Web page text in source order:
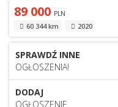
89 000 PLN
60 344 km 2020
SPRAWDŹ INNE
OGŁOSZENIA!
DODAJ
OGŁOSZENIE